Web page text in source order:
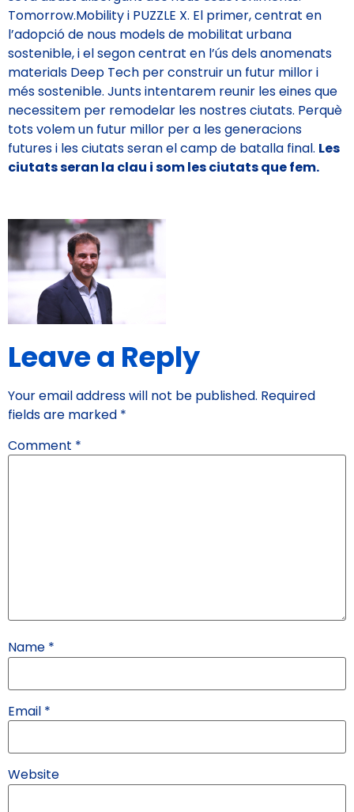
Tomorrow.Mobility i PUZZLE X. El primer, centrat en
l’adopció de nous models de mobilitat urbana
sostenible, i el segon centrat en l’ús dels anomenats
materials Deep Tech per construir un futur millor i
més sostenible. Junts intentarem reunir les eines que
necessitem per remodelar les nostres ciutats. Perquè
tots volem un futur millor per a les generacions
futures i les ciutats seran el camp de batalla final. Les
ciutats seran la clau i som les ciutats que fem.
Leave a Reply
Your email address will not be published. Required
fields are marked *
Comment *
Name *
Email *
Website